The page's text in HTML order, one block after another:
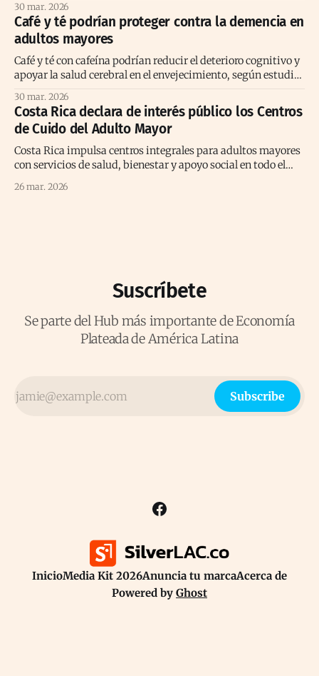
30 mar. 2026
Café y té podrían proteger contra la demencia en
adultos mayores
Café y té con cafeína podrían reducir el deterioro cognitivo y
apoyar la salud cerebral en el envejecimiento, según estudio
30 mar. 2026
Costa Rica declara de interés público los Centros
de Cuido del Adulto Mayor
Costa Rica impulsa centros integrales para adultos mayores
con servicios de salud, bienestar y apoyo social en todo el
26 mar. 2026
Suscríbete
Se parte del Hub más importante de Economía
Plateada de América Latina
Subscribe
InicioMedia Kit 2026Anuncia tu marcaAcerca de
Powered by Ghost